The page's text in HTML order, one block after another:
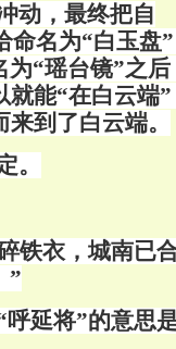
动，最终把自
命名为“白玉盘
“瑶台镜”之后
就能“在白云端
到了白云端。
。
铁衣，城南已
”
延将”的意思